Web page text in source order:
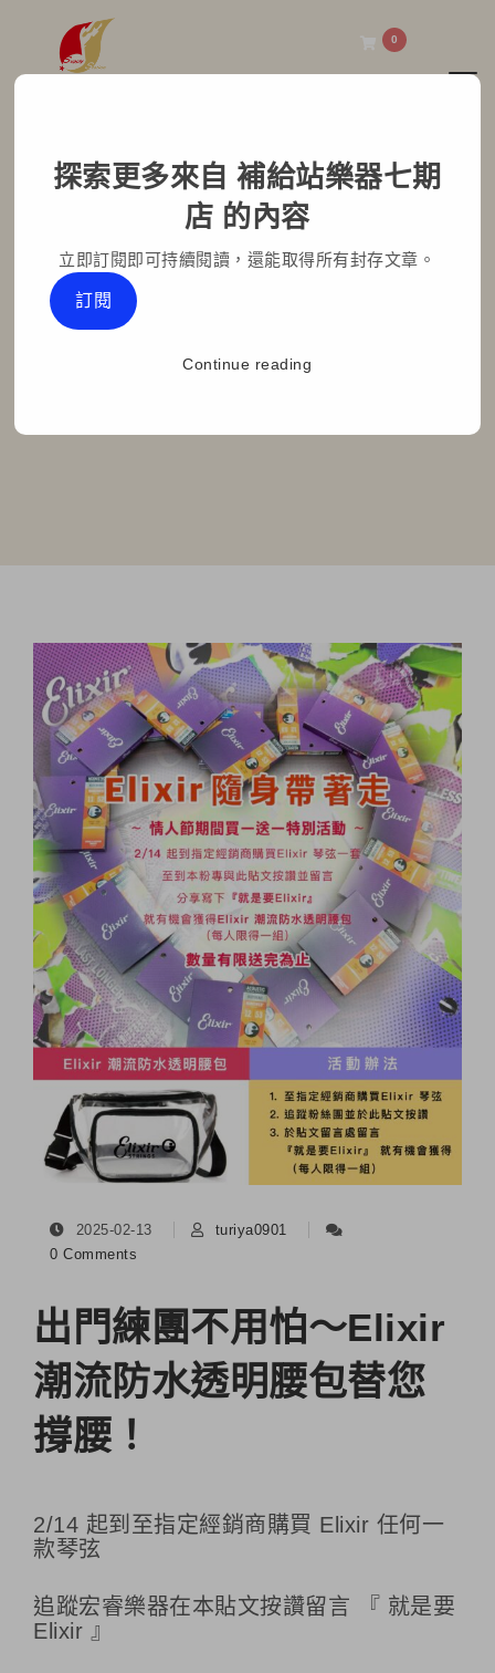
0
出門練團不用怕～Elixir
潮流防水透明腰包替您撐
Home
2025-02-13
turiya0901
0 Comments
出門練團不用怕～Elixir
潮流防水透明腰包替您
撐腰！
2/14 起到至指定經銷商購買 Elixir 任何一
款琴弦
追蹤宏睿樂器在本貼文按讚留言 『 就是要
Elixir 』
探索更多來自 補給站樂器七期
店 的內容
立即訂閱即可持續閱讀，還能取得所有封存文章。
訂閱
Continue reading